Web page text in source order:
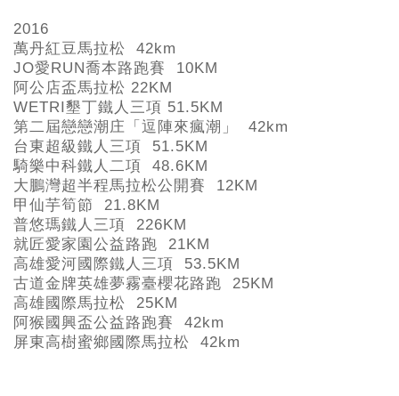
2016
萬丹紅豆馬拉松 42km
JO愛RUN喬本路跑賽 10KM
阿公店盃馬拉松 22KM
WETRI 墾丁鐵人三項 51.5KM
第二屆戀戀潮庄「逗陣來瘋潮」 42km
台東超級鐵人三項 51.5KM
騎樂中科鐵人二項 48.6KM
大鵬灣超半程馬拉松公開賽 12KM
甲仙芋筍節 21.8KM
普悠瑪鐵人三項 226KM
就匠愛家園公益路跑 21KM
高雄愛河國際鐵人三項 53.5KM
古道金牌英雄夢霧臺櫻花路跑 25KM
高雄國際馬拉松 25KM
阿猴國興盃公益路跑賽 42km
屏東高樹蜜鄉國際馬拉松 42km